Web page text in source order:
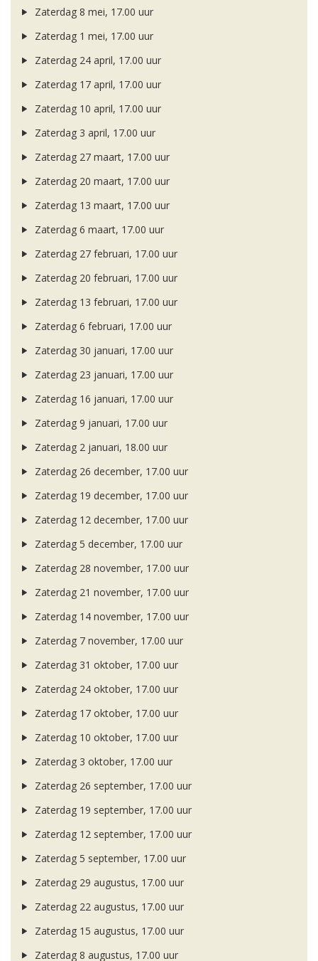
Zaterdag 8 mei, 17.00 uur
Zaterdag 1 mei, 17.00 uur
Zaterdag 24 april, 17.00 uur
Zaterdag 17 april, 17.00 uur
Zaterdag 10 april, 17.00 uur
Zaterdag 3 april, 17.00 uur
Zaterdag 27 maart, 17.00 uur
Zaterdag 20 maart, 17.00 uur
Zaterdag 13 maart, 17.00 uur
Zaterdag 6 maart, 17.00 uur
Zaterdag 27 februari, 17.00 uur
Zaterdag 20 februari, 17.00 uur
Zaterdag 13 februari, 17.00 uur
Zaterdag 6 februari, 17.00 uur
Zaterdag 30 januari, 17.00 uur
Zaterdag 23 januari, 17.00 uur
Zaterdag 16 januari, 17.00 uur
Zaterdag 9 januari, 17.00 uur
Zaterdag 2 januari, 18.00 uur
Zaterdag 26 december, 17.00 uur
Zaterdag 19 december, 17.00 uur
Zaterdag 12 december, 17.00 uur
Zaterdag 5 december, 17.00 uur
Zaterdag 28 november, 17.00 uur
Zaterdag 21 november, 17.00 uur
Zaterdag 14 november, 17.00 uur
Zaterdag 7 november, 17.00 uur
Zaterdag 31 oktober, 17.00 uur
Zaterdag 24 oktober, 17.00 uur
Zaterdag 17 oktober, 17.00 uur
Zaterdag 10 oktober, 17.00 uur
Zaterdag 3 oktober, 17.00 uur
Zaterdag 26 september, 17.00 uur
Zaterdag 19 september, 17.00 uur
Zaterdag 12 september, 17.00 uur
Zaterdag 5 september, 17.00 uur
Zaterdag 29 augustus, 17.00 uur
Zaterdag 22 augustus, 17.00 uur
Zaterdag 15 augustus, 17.00 uur
Zaterdag 8 augustus, 17.00 uur